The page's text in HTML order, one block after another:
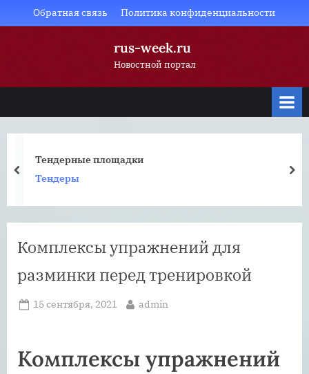
to
Обратная связь Политика конфиденциальности
rus-week.ru
Новостной портал
Тендерные площадки
Тендеры
prev
Комплексы упражнений для
разминки перед тренировкой
Posted
15 сентября, 2021 By
admin
Комплексы упражнений